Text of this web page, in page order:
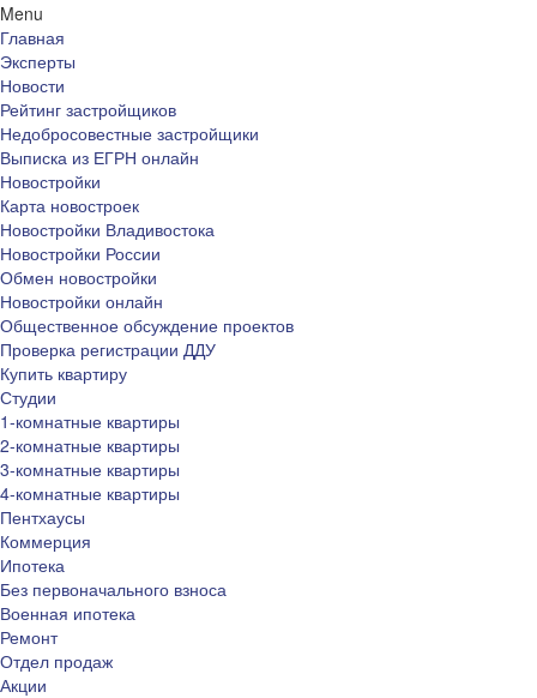
Menu
Главная
Эксперты
Новости
Рейтинг застройщиков
Недобросовестные застройщики
Выписка из ЕГРН онлайн
Новостройки
Карта новостроек
Новостройки Владивостока
Новостройки России
Обмен новостройки
Новостройки онлайн
Общественное обсуждение проектов
Проверка регистрации ДДУ
Купить квартиру
Студии
1-комнатные квартиры
2-комнатные квартиры
3-комнатные квартиры
4-комнатные квартиры
Пентхаусы
Коммерция
Ипотека
Без первоначального взноса
Военная ипотека
Ремонт
Отдел продаж
Акции